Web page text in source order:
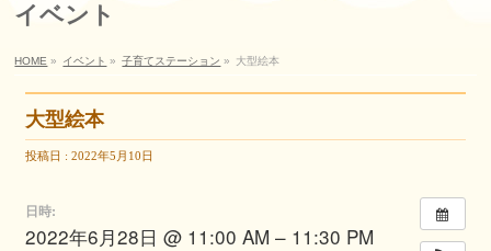
イベント
HOME » イベント » 子育てステーション » 大型絵本
大型絵本
投稿日 : 2022年5月10日
日時:
2022年6月28日 @ 11:00 AM – 11:30 PM